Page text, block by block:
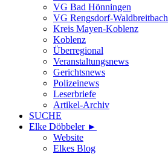
VG Bad Hönningen
VG Rengsdorf-Waldbreitbach
Kreis Mayen-Koblenz
Koblenz
Überregional
Veranstaltungsnews
Gerichtsnews
Polizeinews
Leserbriefe
Artikel-Archiv
SUCHE
Elke Döbbeler ►
Website
Elkes Blog